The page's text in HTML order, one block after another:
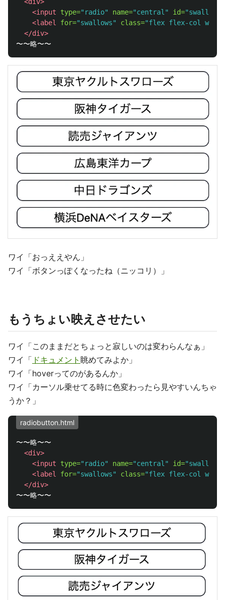
<input
type="radio" name="central" id="swallows"
<label
for="swallows" class="flex flex-col w-full
</div>
ワイ「おっええやん」
ワイ「ボタンっぽくなったね（ニッコリ）」
もうちょい映えさせたい
ワイ「このままだとちょっと寂しいのは変わらんなぁ」
ワイ「 ドキュメント 眺めてみよか」
ワイ「hoverってのがあるんか」
ワイ「カーソル乗せてる時に色変わったら見やすいんちゃ
うか？」
radiobutton.html
〜〜略〜〜
<div>
<input
type="radio" name="central" id="swallows"
<label
for="swallows" class="flex flex-col w-full
</div>